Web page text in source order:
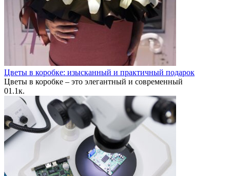
Цветы в коробке: изысканный и практичный подарок
Цветы в коробке – это элегантный и современный
01.1к.